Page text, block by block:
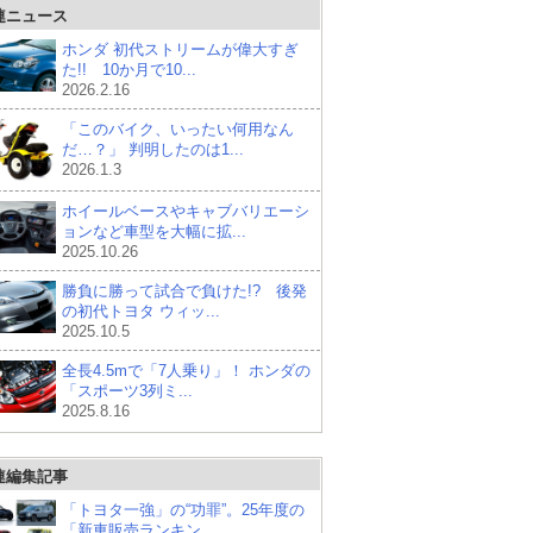
ニュース
ホンダ 初代ストリームが偉大すぎ
た!! 10か月で10...
2026.2.16
「このバイク、いったい何用なん
だ…？」 判明したのは1...
2026.1.3
ホイールベースやキャブバリエーシ
ョンなど車型を大幅に拡...
2025.10.26
勝負に勝って試合で負けた!? 後発
の初代トヨタ ウィッ...
2025.10.5
全長4.5mで「7人乗り」！ ホンダの
「スポーツ3列ミ...
2025.8.16
編集記事
「トヨタ一強」の“功罪”。25年度の